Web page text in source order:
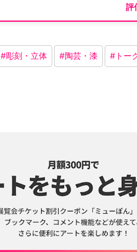
評
#彫刻・立体 #陶芸・漆 # トー